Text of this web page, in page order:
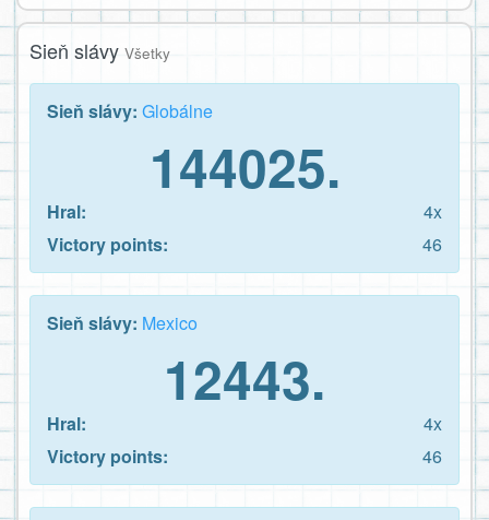
Sieň slávy Všetky
Sieň slávy: Globálne
144025.
Hral:
4x
Victory points:
46
Sieň slávy: Mexico
12443.
Hral:
4x
Victory points:
46